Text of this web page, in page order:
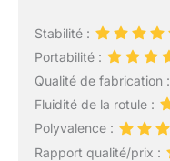
Stabilité :
Portabilité :
Qualité de fabrication :
Fluidité de la rotule :
Polyvalence :
Rapport qualité/prix :